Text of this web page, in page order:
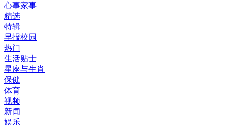
心事家事
精选
特辑
早报校园
热门
生活贴士
星座与生肖
保健
体育
视频
新闻
娱乐